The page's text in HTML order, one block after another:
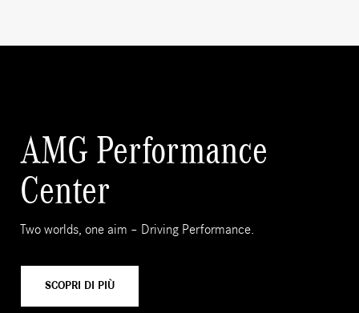
AMG Performance
Center
Two worlds, one aim – Driving Performance.
SCOPRI DI PIÙ